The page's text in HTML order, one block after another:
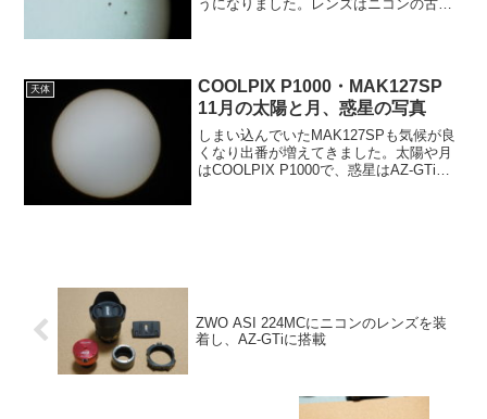
うになりました。レンズはニコンの古い
天体
COOLPIX P1000・MAK127SP
11月の太陽と月、惑星の写真
しまい込んでいたMAK127SPも気候が良
くなり出番が増えてきました。太陽や月
はCOOLPIX P1000で、惑星はAZ-GTiの
ZWO ASI 224MCにニコンのレンズを装
着し、AZ-GTiに搭載